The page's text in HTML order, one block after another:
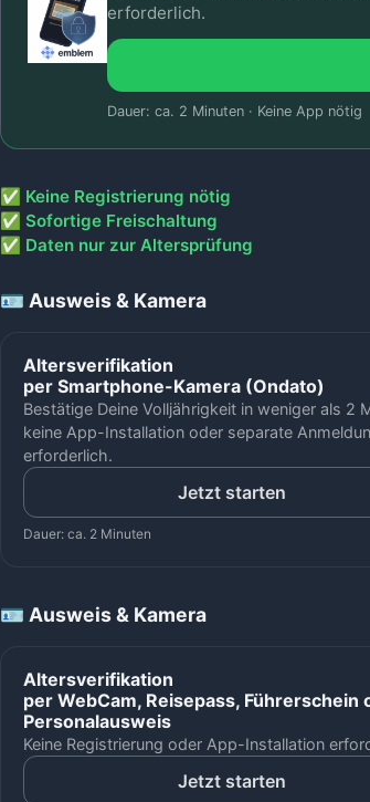
erforderlich.
Dauer: ca. 2 Minuten · Keine App nötig
✅ Keine Registrierung nötig
✅ Sofortige Freischaltung
✅ Daten nur zur Altersprüfung
🪪 Ausweis & Kamera
Altersverifikation
per Smartphone-Kamera (Ondato)
Bestätige Deine Volljährigkeit in weniger als 2
keine App-Installation oder separate
erforderlich.
Jetzt starten
Dauer: ca. 2 Minuten
🪪 Ausweis & Kamera
Altersverifikation
per WebCam, Reisepass, Führerschein
Personalausweis
Keine Registrierung oder App-Installation
Jetzt starten